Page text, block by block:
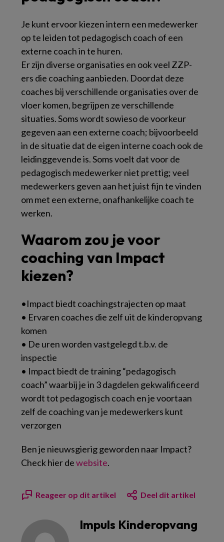
Je kunt ervoor kiezen intern een medewerker
op te leiden tot pedagogisch coach of een
externe coach in te huren.
Er zijn diverse organisaties en ook veel ZZP-
ers die coaching aanbieden. Doordat deze
coaches bij verschillende organisaties over de
vloer komen, begrijpen ze verschillende
situaties. Soms wordt sowieso de voorkeur
gegeven aan een externe coach; bijvoorbeeld
in de situatie dat de eigen interne coach ook de
leidinggevende is. Soms voelt dat voor de
pedagogisch medewerker niet prettig; veel
medewerkers geven aan het juist fijn te vinden
om met een externe, onafhankelijke coach te
werken.
Waarom zou je voor
coaching van Impact
kiezen?
•Impact biedt coachingstrajecten op maat
• Ervaren coaches die zelf uit de kinderopvang
komen
• De uren worden vastgelegd t.b.v. de
inspectie
• Impact biedt de training “pedagogisch
coach” waarbij je in 3 dagdelen gekwalificeerd
wordt tot pedagogisch coach en je voortaan
zelf de coaching van je medewerkers kunt
verzorgen
Ben je nieuwsgierig geworden naar Impact?
Check hier dewebsite.
Reageer op dit artikel Deel dit artikel
Impuls Kinderopvang